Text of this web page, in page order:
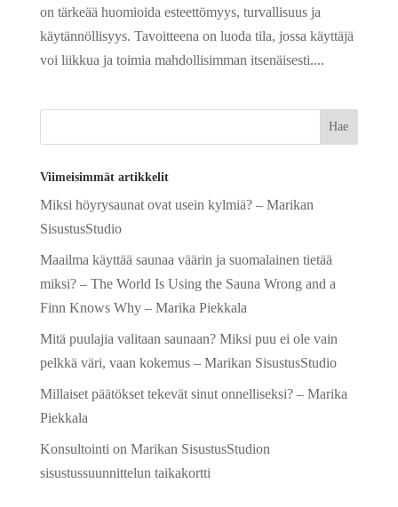
on tärkeää huomioida esteettömyys, turvallisuus ja
käytännöllisyys. Tavoitteena on luoda tila, jossa käyttäjä
voi liikkua ja toimia mahdollisimman itsenäisesti....
Viimeisimmät artikkelit
Miksi höyrysaunat ovat usein kylmiä? – Marikan
SisustusStudio
Maailma käyttää saunaa väärin ja suomalainen tietää
miksi? – The World Is Using the Sauna Wrong and a
Finn Knows Why – Marika Piekkala
Mitä puulajia valitaan saunaan? Miksi puu ei ole vain
pelkkä väri, vaan kokemus – Marikan SisustusStudio
Millaiset päätökset tekevät sinut onnelliseksi? – Marika
Piekkala
Konsultointi on Marikan SisustusStudion
sisustussuunnittelun taikakortti